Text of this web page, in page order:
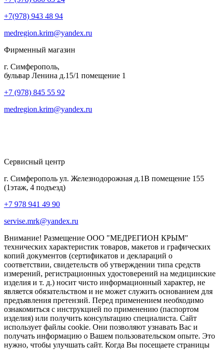
+7(978) 943 48 94
medregion.krim@yandex.ru
Фирменный магазин
г. Симферополь,
бульвар Ленина д.15/1 помещение 1
+7 (978) 845 55 92
medregion.krim@yandex.ru
Сервисный центр
г. Симферополь ул. Железнодорожная д.1В помещение 155
(1этаж, 4 подъезд)
+7 978 941 49 90
servise.mrk@yandex.ru
Внимание! Размещение ООО "МЕДРЕГИОН КРЫМ"
технических характеристик товаров, макетов и графических
копий документов (сертификатов и деклараций о
соответствии, свидетельств об утверждении типа средств
измерений, регистрационных удостоверений на медицинские
изделия и т. д.) носит чисто информационный характер, не
является обязательством и не может служить основанием для
предъявления претензий. Перед применением необходимо
ознакомиться с инструкцией по применению (паспортом
изделия) или получить консультацию специалиста. Сайт
использует файлы cookie. Они позволяют узнавать Вас и
получать информацию о Вашем пользовательском опыте. Это
нужно, чтобы улучшать сайт. Когда Вы посещаете страницы